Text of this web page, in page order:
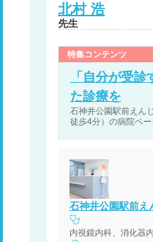
北村 浩
先生
特集コンテンツ
「自分が受
た診療を
石神井公園駅前えん
徒歩4分）の病院ペー
石神井公園駅前え
内視鏡内科、消化器